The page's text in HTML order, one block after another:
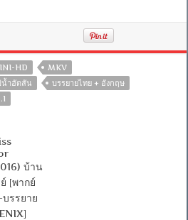
HD
MKV
น้ำฮัดสัน
บรรยายไทย + อังกฤษ
บ้าน
[พากย์
บรรยาย